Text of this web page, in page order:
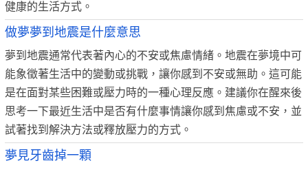
健康的生活方式。
做夢夢到地震是什麼意思
夢到地震通常代表著內心的不安或焦慮情緒。地震在夢境中可
能象徵著生活中的變動或挑戰，讓你感到不安或無助。這可能
是在面對某些困難或壓力時的一種心理反應。建議你在醒來後
思考一下最近生活中是否有什麼事情讓你感到焦慮或不安，並
試著找到解決方法或釋放壓力的方式。
夢見牙齒掉一顆